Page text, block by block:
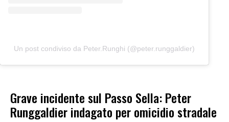
Un post condiviso da Peter.Runghi (@peter.runggaldier)
Grave incidente sul Passo Sella: Peter
Runggaldier indagato per omicidio stradale